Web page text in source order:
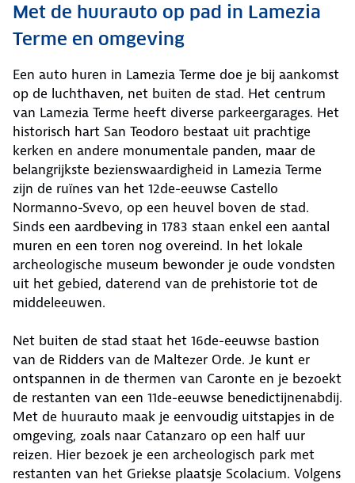
Met de huurauto op pad in Lamezia
Terme en omgeving
Een auto huren in Lamezia Terme doe je bij aankomst
op de luchthaven, net buiten de stad. Het centrum
van Lamezia Terme heeft diverse parkeergarages. Het
historisch hart San Teodoro bestaat uit prachtige
kerken en andere monumentale panden, maar de
belangrijkste bezienswaardigheid in Lamezia Terme
zijn de ruïnes van het 12de-eeuwse Castello
Normanno-Svevo, op een heuvel boven de stad.
Sinds een aardbeving in 1783 staan enkel een aantal
muren en een toren nog overeind. In het lokale
archeologische museum bewonder je oude vondsten
uit het gebied, daterend van de prehistorie tot de
middeleeuwen.
Net buiten de stad staat het 16de-eeuwse bastion
van de Ridders van de Maltezer Orde. Je kunt er
ontspannen in de thermen van Caronte en je bezoekt
de restanten van een 11de-eeuwse benedictijnenabdij.
Met de huurauto maak je eenvoudig uitstapjes in de
omgeving, zoals naar Catanzaro op een half uur
reizen. Hier bezoek je een archeologisch park met
restanten van het Griekse plaatsje Scolacium. Volgens